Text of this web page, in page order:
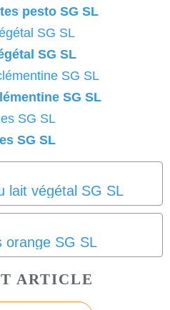
pesto SG SL
SG SL
SG SL
SG SL
lait végétal SG SL
orange SG SL
ARTICLE